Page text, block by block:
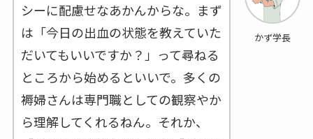
かず学長
シーに配慮せなあかんからな。まず
は「今日の出血の状態を教えていた
だいてもいいですか？」って尋ねる
ところから始めるといいで。多くの
褥婦さんは専門職としての観察やか
ら理解してくれるねん。それか、